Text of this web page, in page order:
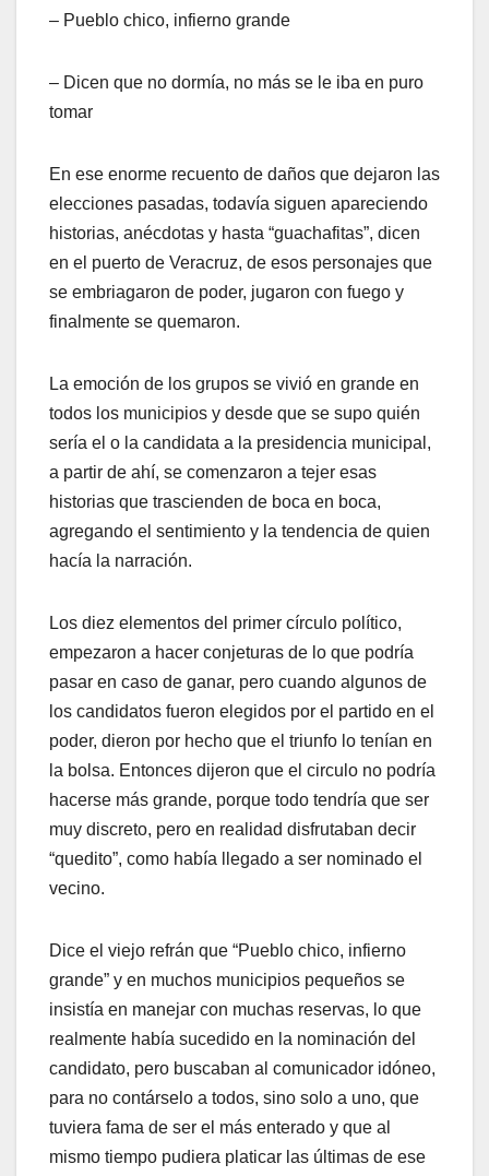
– Pueblo chico, infierno grande
– Dicen que no dormía, no más se le iba en puro
tomar
En ese enorme recuento de daños que dejaron las
elecciones pasadas, todavía siguen apareciendo
historias, anécdotas y hasta “guachafitas”, dicen
en el puerto de Veracruz, de esos personajes que
se embriagaron de poder, jugaron con fuego y
finalmente se quemaron.
La emoción de los grupos se vivió en grande en
todos los municipios y desde que se supo quién
sería el o la candidata a la presidencia municipal,
a partir de ahí, se comenzaron a tejer esas
historias que trascienden de boca en boca,
agregando el sentimiento y la tendencia de quien
hacía la narración.
Los diez elementos del primer círculo político,
empezaron a hacer conjeturas de lo que podría
pasar en caso de ganar, pero cuando algunos de
los candidatos fueron elegidos por el partido en el
poder, dieron por hecho que el triunfo lo tenían en
la bolsa. Entonces dijeron que el circulo no podría
hacerse más grande, porque todo tendría que ser
muy discreto, pero en realidad disfrutaban decir
“quedito”, como había llegado a ser nominado el
vecino.
Dice el viejo refrán que “Pueblo chico, infierno
grande” y en muchos municipios pequeños se
insistía en manejar con muchas reservas, lo que
realmente había sucedido en la nominación del
candidato, pero buscaban al comunicador idóneo,
para no contárselo a todos, sino solo a uno, que
tuviera fama de ser el más enterado y que al
mismo tiempo pudiera platicar las últimas de ese